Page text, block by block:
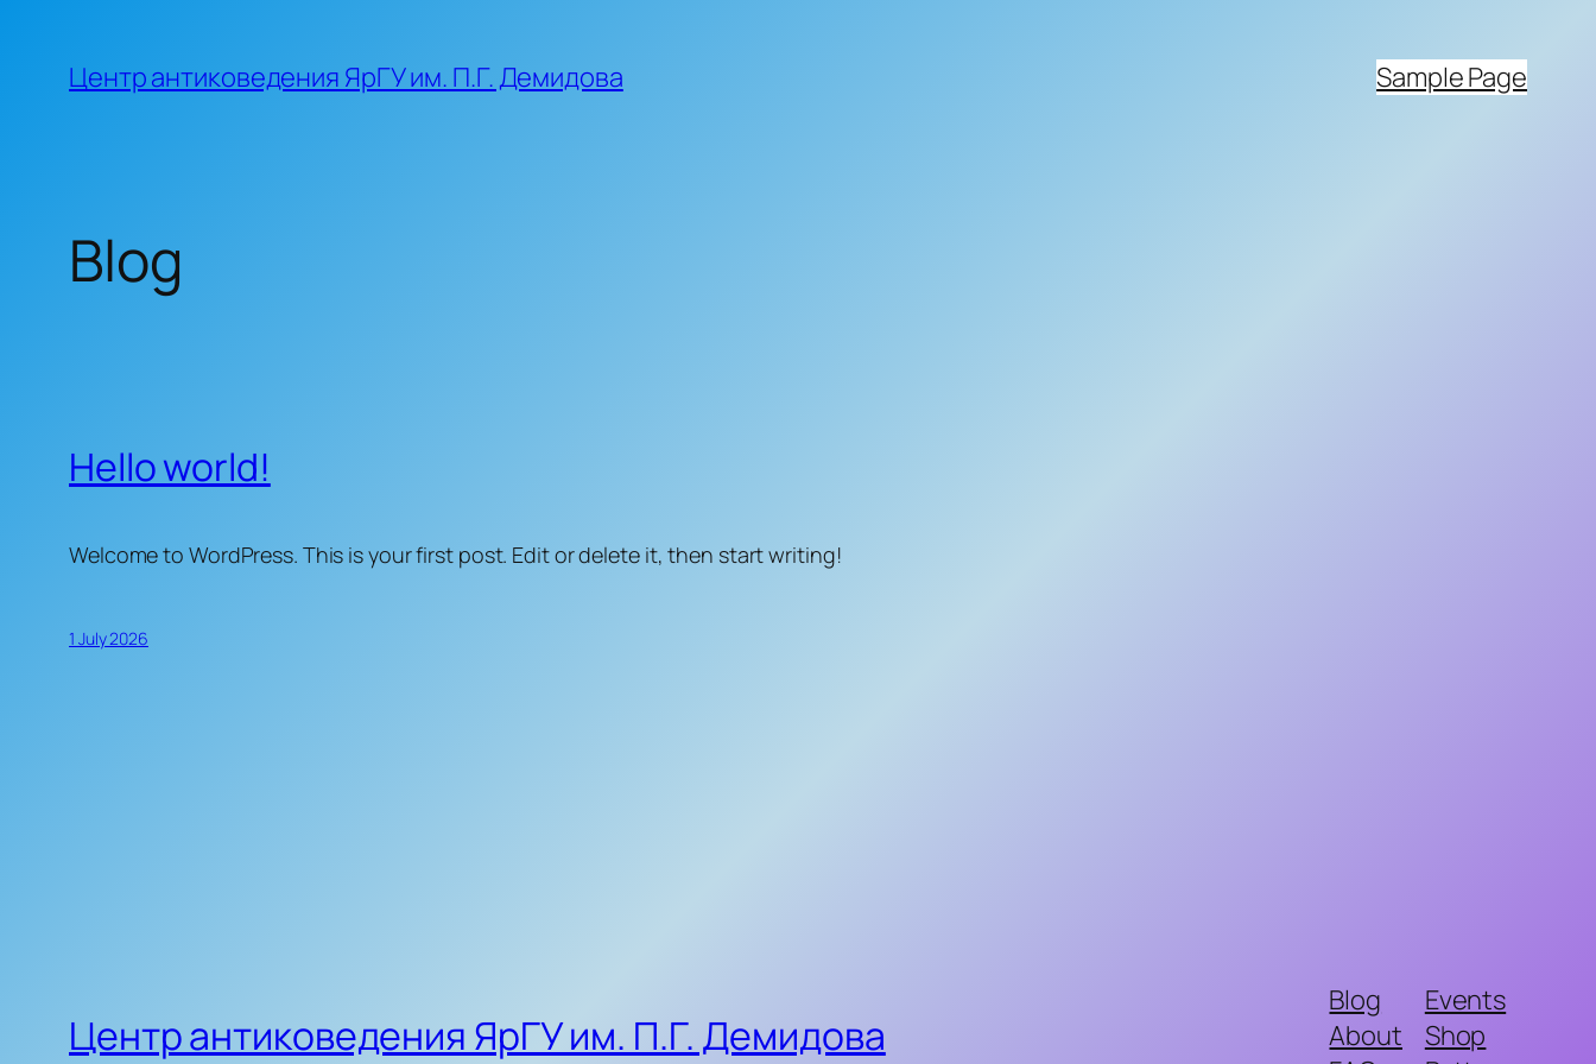
content
Центр антиковедения ЯрГУ им. П.Г. Демидова Sample Page
Blog
Hello world!
Welcome to WordPress. This is your first post. Edit or delete it, then start writing!
1 July 2026
Центр антиковедения ЯрГУ им. П.Г. Демидова
Blog
About
Events
Shop